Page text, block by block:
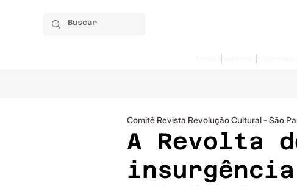
A Revolta
Comitê Revista Revolução Cultural - São